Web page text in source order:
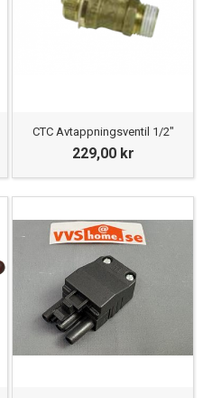
CTC Avtappningsventil 1/2"
229,00 kr